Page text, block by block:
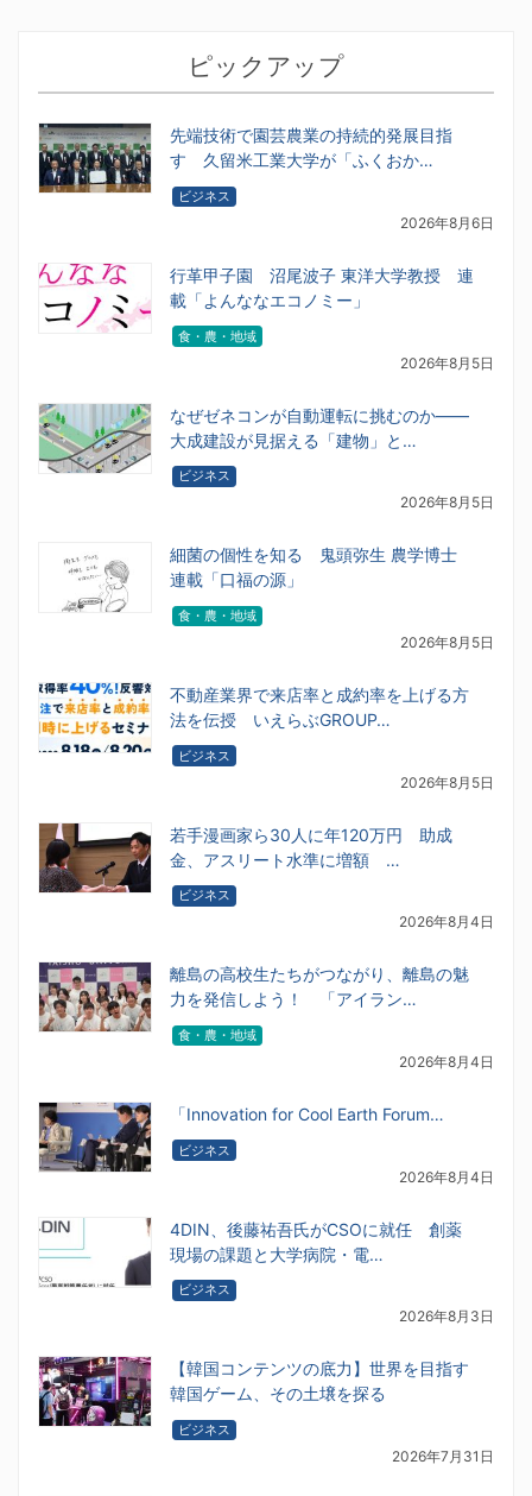
ピックアップ
先端技術で園芸農業の持続的発展目指
す 久留米工業大学が「ふくおか…
ビジネス
2026年8月6日
行革甲子園 沼尾波子 東洋大学教授 連
載「よんななエコノミー」
食・農・地域
2026年8月5日
なぜゼネコンが自動運転に挑むのか――
大成建設が見据える「建物」と…
ビジネス
2026年8月5日
細菌の個性を知る 鬼頭弥生 農学博士
連載「口福の源」
食・農・地域
2026年8月5日
不動産業界で来店率と成約率を上げる方
法を伝授 いえらぶGROUP…
ビジネス
2026年8月5日
若手漫画家ら30人に年120万円 助成
金、アスリート水準に増額 …
ビジネス
2026年8月4日
離島の高校生たちがつながり、離島の魅
力を発信しよう！ 「アイラン…
食・農・地域
2026年8月4日
「Innovation for Cool Earth Forum…
ビジネス
2026年8月4日
4DIN、後藤祐吾氏がCSOに就任 創薬
現場の課題と大学病院・電…
ビジネス
2026年8月3日
【韓国コンテンツの底力】世界を目指す
韓国ゲーム、その土壌を探る
ビジネス
2026年7月31日